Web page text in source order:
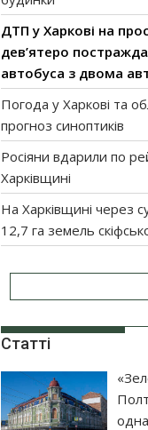
ДТП у Харкові на
дев’ятеро
автобуса з двома
Погода у Харкові та
прогноз синоптиків
Росіяни вдарили по
Харківщині
На Харківщині через
12,7 га земель
Статті